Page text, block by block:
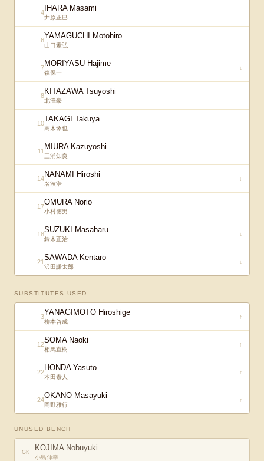
4 IHARA Masami
井原正巳
6YAMAGUCHI Motohiro
山口素弘
7MORIYASU Hajime
森保一
↓
8KITAZAWA Tsuyoshi
北澤豪
10TAKAGI Takuya
高木琢也
11 MIURA Kazuyoshi
三浦知良
14NANAMI Hiroshi
名波浩
↓
17OMURA Norio
小村徳男
18SUZUKI Masaharu
鈴木正治
↓
21SAWADA Kentaro
沢田謙太郎
↓
SUBSTITUTES USED
3YANAGIMOTO Hiroshige
柳本啓成
↑
12SOMA Naoki
相馬直樹
↑
22HONDA Yasuto
本田泰人
↑
24OKANO Masayuki
岡野雅行
↑
UNUSED BENCH
GK KOJIMA Nobuyuki
小島伸幸